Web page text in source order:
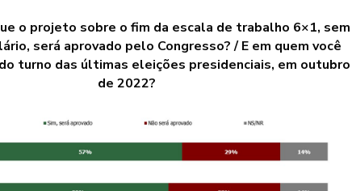
o projeto sobre o fim da escala de trabalho 6×1, sem
será aprovado pelo Congresso? / E em quem você
turno das últimas eleições presidenciais, em outubro
de 2022?